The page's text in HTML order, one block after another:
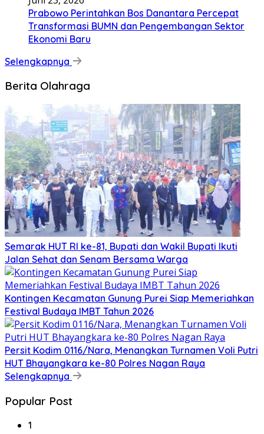
Prabowo Perintahkan Bos Danantara Percepat
Transformasi BUMN dan Pengembangan Sektor
Ekonomi Baru
Selengkapnya
Berita Olahraga
Semarak HUT RI ke-81, Bupati dan Wakil Bupati Ikuti
Jalan Sehat dan Senam Bersama Warga
Kontingen Kecamatan Gunung Purei Siap Memeriahkan
Festival Budaya IMBT Tahun 2026
Persit Kodim 0116/Nara, Menangkan Turnamen Voli Putri
HUT Bhayangkara ke-80 Polres Nagan Raya
Selengkapnya
Popular Post
1